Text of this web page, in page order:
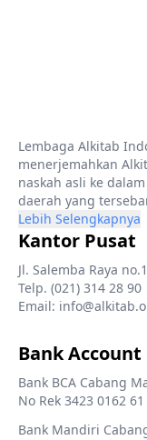
Lembaga Alkitab
menerjemahkan
naskah asli ke
daerah yang
Lebih Selengkapnya
Kantor Pusat
Jl. Salemba Raya
Telp. (021) 314 28 90
Email:
Bank Account
Bank BCA Cabang
No Rek 3423 0162 61
Bank Mandiri